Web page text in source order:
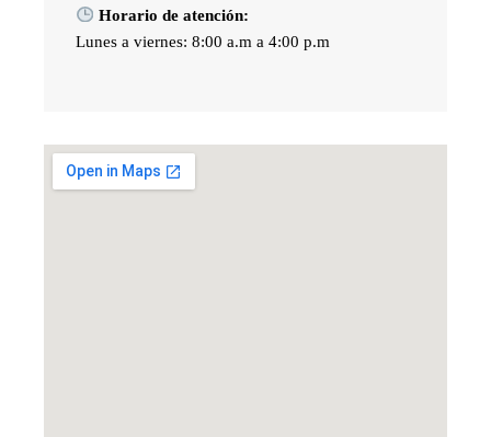
Horario de atención:
Lunes a viernes: 8:00 a.m a 4:00 p.m